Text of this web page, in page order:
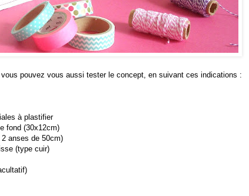
pouvez vous aussi tester le concept, en suivant ces indications :
à plastifier
fond (30x12cm)
anses de 50cm)
(type cuir)